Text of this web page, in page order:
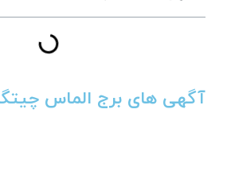
آگهی های برج الماس چیتگر